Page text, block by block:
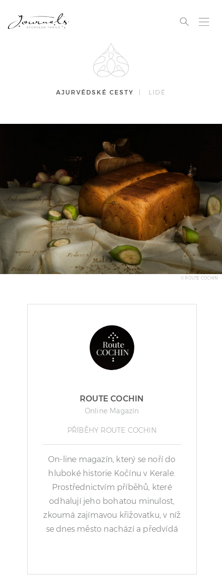
AJURVÉDSKÉ CESTY LIDÉ
© ROUTE COCHIN
ROUTE COCHIN
Online Magazín
PŘÍBĚHY ROUTE COCHIN
On-line magazín, který se noří do
hluboké historie Kočínu v Kerale.
Prostřednictvím příběhů, které
odhalují jeho bohatou minulost,
zkoumá zajímavou křižovatku, v níž
se dnes město nachází a předvídá